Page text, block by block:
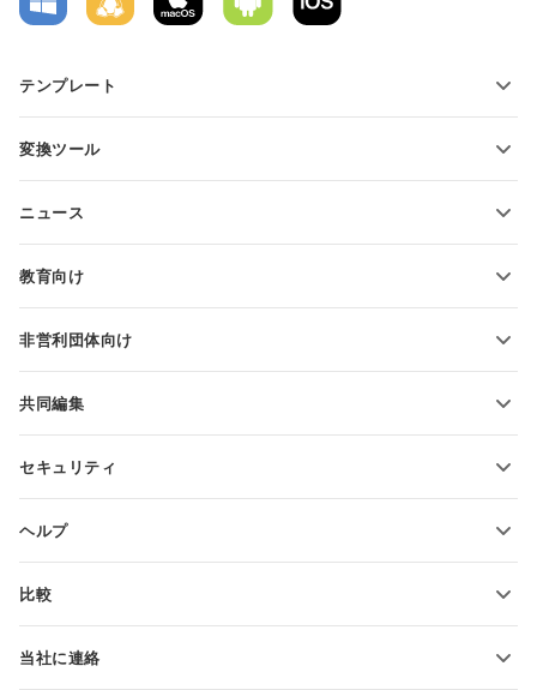
テンプレート
テキスト文書テンプレート
変換ツール
スプレッドシートの変換
PDFの変換
ニュース
教育向け
教育関係者向け
非営利団体向け
無料アカウントをリクエスト
共同編集
翻訳者向け
セキュリティ
ヘルプ
ヘルプ・センター
比較
ONLYOFFICE Docs vs Google Docs
当社に連絡